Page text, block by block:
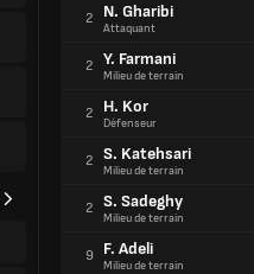
2 N. Gharibi
Attaquant
2 Y. Farmani
Milieu de terrain
2 H. Kor
Défenseur
2 S. Katehsari
Milieu de terrain
2 S. Sadeghy
Milieu de terrain
9 F. Adeli
Milieu de terrain